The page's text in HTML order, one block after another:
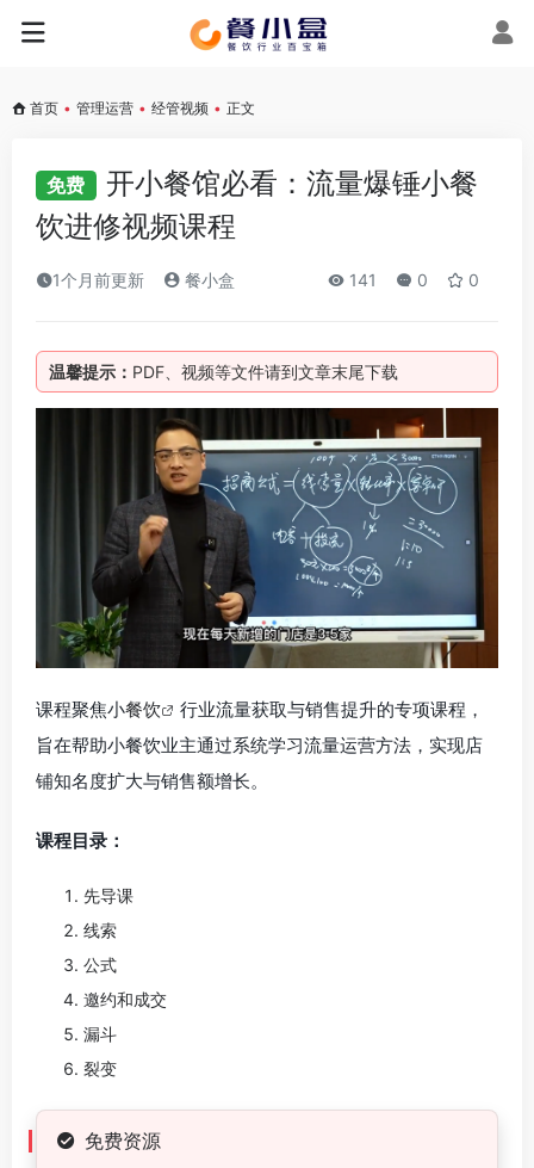
首页 • 管理运营 • 经管视频 • 正文
免费
开小餐馆必看：流量爆锤小餐
饮进修视频课程
1个月前更新 餐小盒 141 0 0
温馨提示： PDF、视频等文件请到文章末尾下载
课程聚焦小餐饮
行业流量获取与销售提升的专项课程，
旨在帮助小餐饮业主通过系统学习流量运营方法，实现店
铺知名度扩大与销售额增长。
课程目录：
先导课
线索
公式
邀约和成交
漏斗
裂变
免费资源